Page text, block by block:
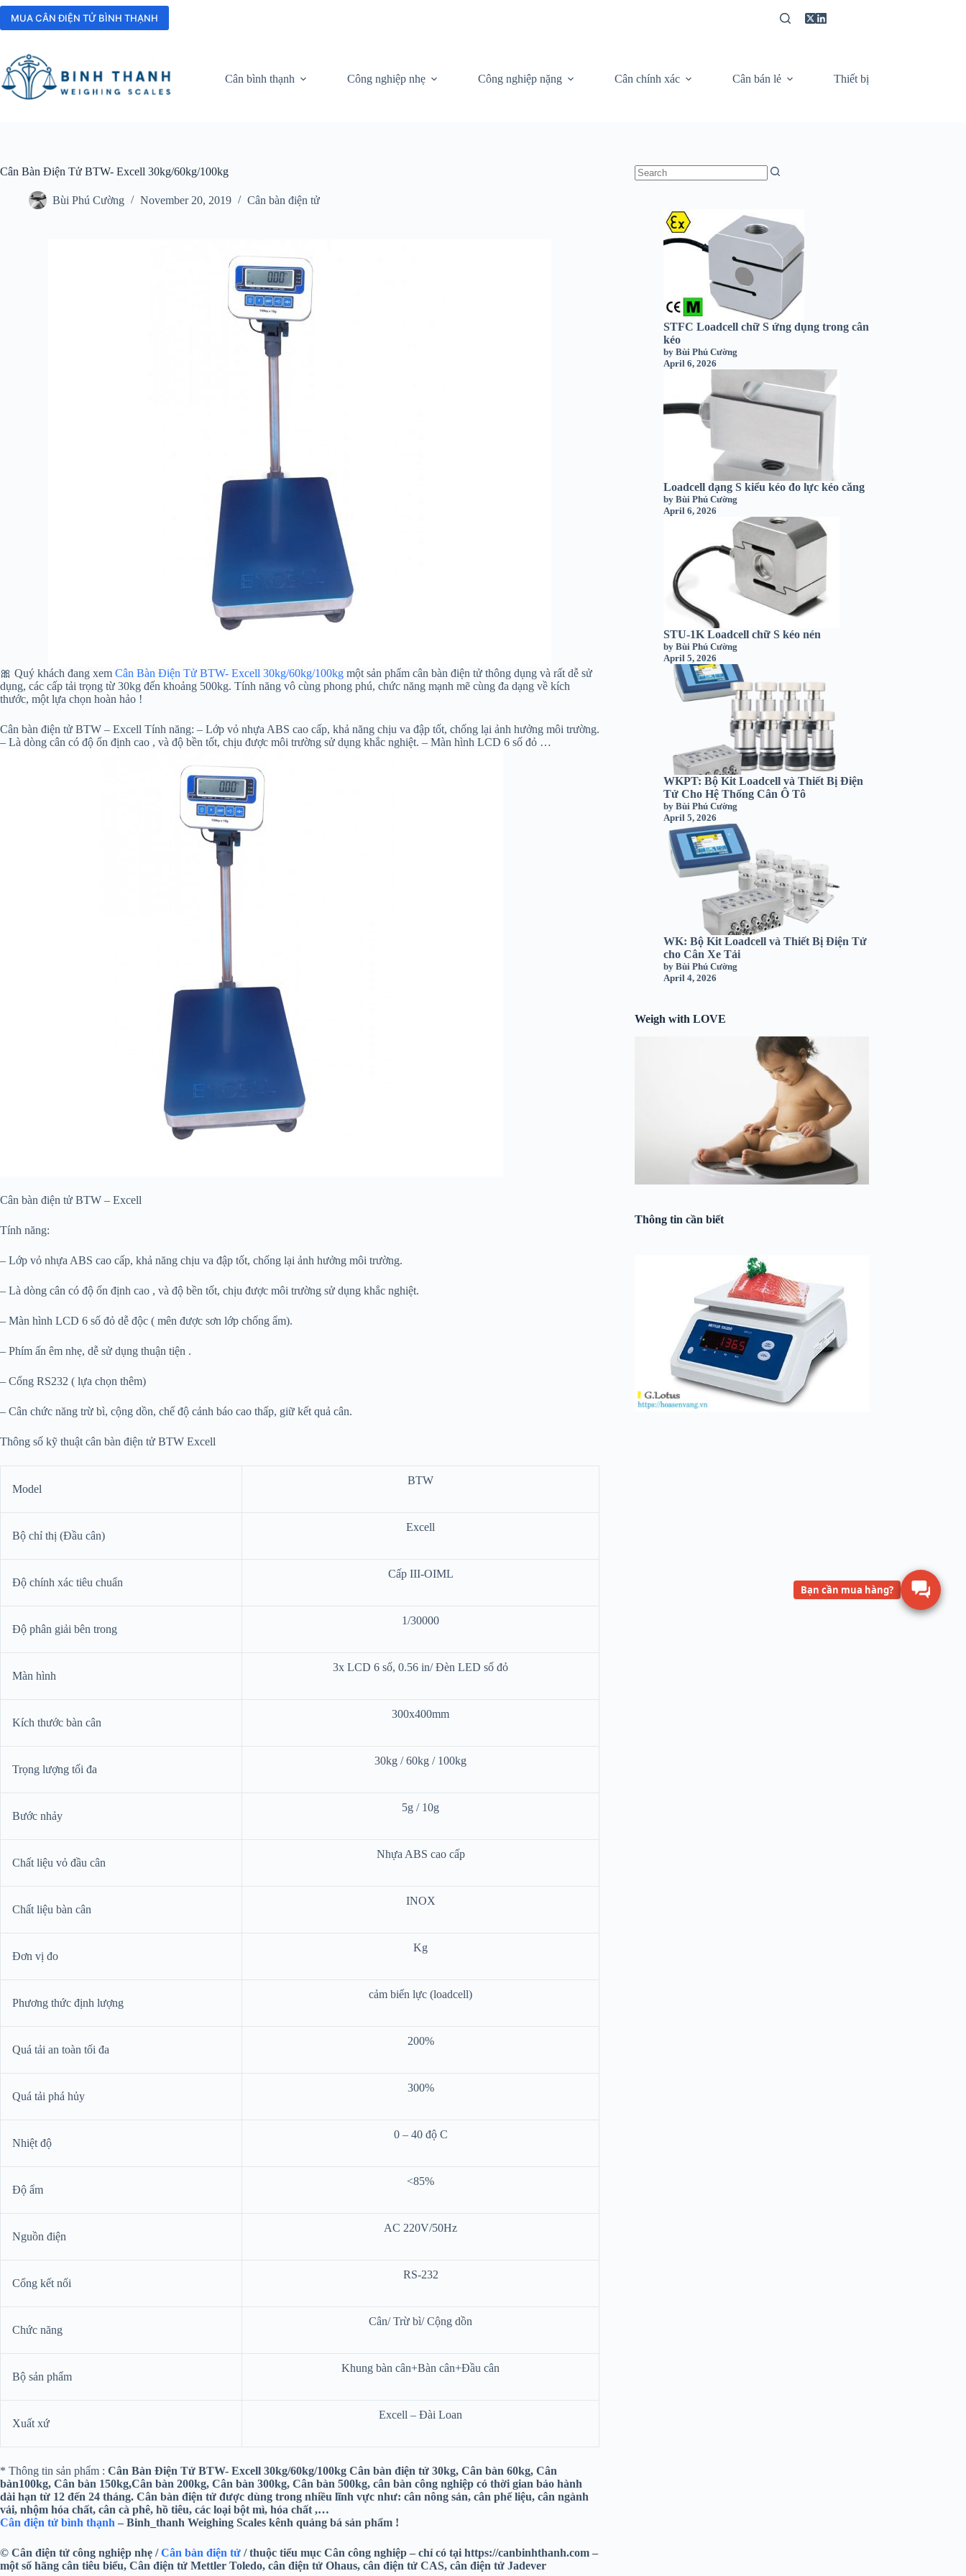
Skip
content
MUA CÂN ĐIỆN TỬ BÌNH THẠNH
Cân bình thạnh Công nghiệp nhẹ Công nghiệp nặng Cân chính xác Cân bán lẻ Thiết bị
Cân Bàn Điện Tử BTW- Excell 30kg/60kg/100kg
Bùi Phú Cường November 20, 2019 Cân bàn điện tử
🎀 Quý khách đang xem Cân Bàn Điện Tử BTW- Excell 30kg/60kg/100kg một sản phẩm cân bàn điện tử thông dụng và rất dễ sử
dụng, các cấp tải trọng từ 30kg đến khoảng 500kg. Tính năng vô cùng phong phú, chức năng mạnh mẽ cùng đa dạng về kích
thước, một lựa chọn hoàn hảo !
Cân bàn điện tử BTW – Excell Tính năng: – Lớp vỏ nhựa ABS cao cấp, khả năng chịu va đập tốt, chống lại ảnh hưởng môi trường.
– Là dòng cân có độ ổn định cao , và độ bền tốt, chịu được môi trường sử dụng khắc nghiệt. – Màn hình LCD 6 số đỏ …
Cân bàn điện tử BTW – Excell
Tính năng:
– Lớp vỏ nhựa ABS cao cấp, khả năng chịu va đập tốt, chống lại ảnh hưởng môi trường.
– Là dòng cân có độ ổn định cao , và độ bền tốt, chịu được môi trường sử dụng khắc nghiệt.
– Màn hình LCD 6 số đỏ dễ độc ( mên được sơn lớp chống ẩm).
– Phím ấn êm nhẹ, dễ sử dụng thuận tiện .
– Cổng RS232 ( lựa chọn thêm)
– Cân chức năng trừ bì, cộng dồn, chế độ cảnh báo cao thấp, giữ kết quả cân.
Thông số kỹ thuật cân bàn điện tử BTW Excell
Model
BTW
Bộ chỉ thị (Đầu cân)
Excell
Độ chính xác tiêu chuẩn
Cấp III-OIML
Độ phân giải bên trong
1/30000
Màn hình
3x LCD 6 số, 0.56 in/ Đèn LED số đỏ
Kích thước bàn cân
300x400mm
Trọng lượng tối đa
30kg / 60kg / 100kg
Bước nhảy
5g / 10g
Chất liệu vỏ đầu cân
Nhựa ABS cao cấp
Chất liệu bàn cân
INOX
Đơn vị đo
Kg
Phương thức định lượng
cảm biến lực (loadcell)
Quá tải an toàn tối đa
200%
Quá tải phá hủy
300%
Nhiệt độ
0 – 40 độ C
Độ ẩm
<85%
Nguồn điện
AC 220V/50Hz
Cổng kết nối
RS-232
Chức năng
Cân/ Trừ bì/ Cộng dồn
Bộ sản phẩm
Khung bàn cân+Bàn cân+Đầu cân
Xuất xứ
Excell – Đài Loan
* Thông tin sản phẩm : Cân Bàn Điện Tử BTW- Excell 30kg/60kg/100kg Cân bàn điện tử 30kg, Cân bàn 60kg, Cân
bàn100kg, Cân bàn 150kg,Cân bàn 200kg, Cân bàn 300kg, Cân bàn 500kg, cân bàn công nghiệp có thời gian bảo hành
dài hạn từ 12 đến 24 tháng. Cân bàn điện tử được dùng trong nhiều lĩnh vực như: cân nông sản, cân phế liệu, cân ngành
vải, nhộm hóa chất, cân cà phê, hồ tiêu, các loại bột mì, hóa chất ,…
Cân điện tử bình thạnh – Binh_thanh Weighing Scales kênh quảng bá sản phẩm !
© Cân điện tử công nghiệp nhẹ /Cân bàn điện tử / thuộc tiểu mục Cân công nghiệp – chỉ có tại https://canbinhthanh.com –
một số hãng cân tiêu biểu, Cân điện tử Mettler Toledo, cân điện tử Ohaus, cân điện tử CAS, cân điện tử Jadever
STFC Loadcell chữ S ứng dụng trong cân
kéo
by Bùi Phú Cường
April 6, 2026
Loadcell dạng S kiểu kéo đo lực kéo căng
by Bùi Phú Cường
April 6, 2026
STU-1K Loadcell chữ S kéo nén
by Bùi Phú Cường
April 5, 2026
WKPT: Bộ Kit Loadcell và Thiết Bị Điện
Tử Cho Hệ Thống Cân Ô Tô
by Bùi Phú Cường
April 5, 2026
WK: Bộ Kit Loadcell và Thiết Bị Điện Tử
cho Cân Xe Tải
by Bùi Phú Cường
April 4, 2026
Weigh with LOVE
Thông tin cần biết
Bạn cần mua hàng?